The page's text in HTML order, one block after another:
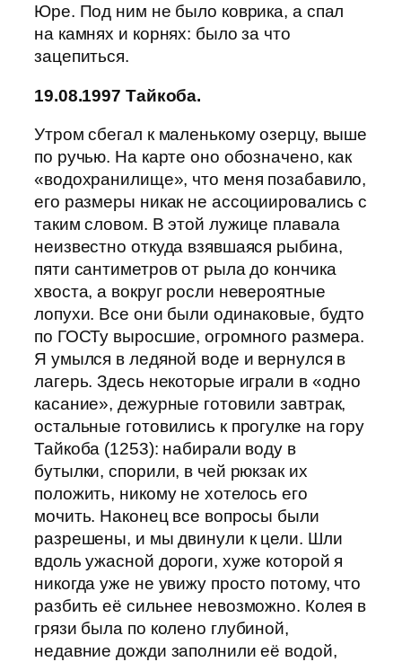
Юре. Под ним не было коврика, а спал
на камнях и корнях: было за что
зацепиться.
19.08.1997 Тайкоба.
Утром сбегал к маленькому озерцу, выше
по ручью. На карте оно обозначено, как
«водохранилище», что меня позабавило,
его размеры никак не ассоциировались с
таким словом. В этой лужице плавала
неизвестно откуда взявшаяся рыбина,
пяти сантиметров от рыла до кончика
хвоста, а вокруг росли невероятные
лопухи. Все они были одинаковые, будто
по ГОСТу выросшие, огромного размера.
Я умылся в ледяной воде и вернулся в
лагерь. Здесь некоторые играли в «одно
касание», дежурные готовили завтрак,
остальные готовились к прогулке на гору
Тайкоба (1253): набирали воду в
бутылки, спорили, в чей рюкзак их
положить, никому не хотелось его
мочить. Наконец все вопросы были
разрешены, и мы двинули к цели. Шли
вдоль ужасной дороги, хуже которой я
никогда уже не увижу просто потому, что
разбить её сильнее невозможно. Колея в
грязи была по колено глубиной,
недавние дожди заполнили её водой,